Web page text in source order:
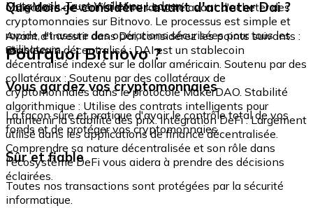
MetaMask, Trust Wallet ou Ledger.
obligatoire de vérifier votre identité avant d'acheter des
cryptomonnaies sur Bitnovo. Le processus est simple et
rapide, et assure des opérations sécurisées pour tous les
utilisateurs.
Que dois-je considérer avant d'acheter Dai ?
Avant d'investir dans Dai, considérez les points suivants :
Stablecoin décentralisé : DAI est un stablecoin
décentralisé indexé sur le dollar américain. Soutenu par des
collatéraux : Soutenu par des collatéraux de
cryptomonnaies dans le protocole MakerDAO. Stabilité
algorithmique : Utilise des contrats intelligents pour
maintenir la stabilité des prix. Intégration DeFi : Largement
utilisé dans les applications de finance décentralisée.
Comprendre sa nature décentralisée et son rôle dans
l'écosystème DeFi vous aidera à prendre des décisions
éclairées.
Pourquoi Bitnovo ?
Vous gardez vos cryptomonnaies
La façon sûre et pratique d'avoir le contrôle total de vos
fonds et de protéger vos cryptomonnaies.
Sûr et fiable
Toutes nos transactions sont protégées par la sécurité
informatique.